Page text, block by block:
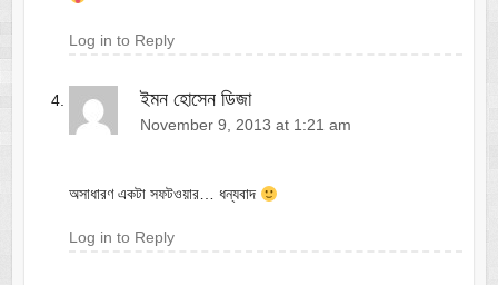
Log in to Reply
ইমন হোসেন ডিজা
November 9, 2013 at 1:21 am
অসাধারণ একটা সফটওয়ার… ধন্যবাদ
Log in to Reply